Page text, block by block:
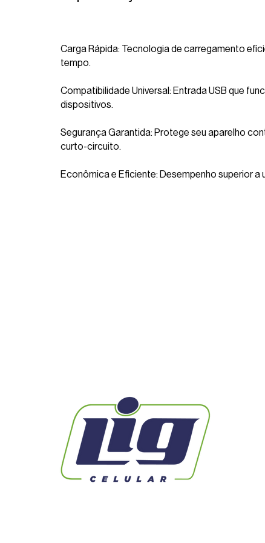
Carga Rápida: Tecnologia de carregamento
tempo.
Compatibilidade Universal: Entrada USB que
dispositivos.
Segurança Garantida: Protege seu aparelho
curto-circuito.
Econômica e Eficiente: Desempenho superior a